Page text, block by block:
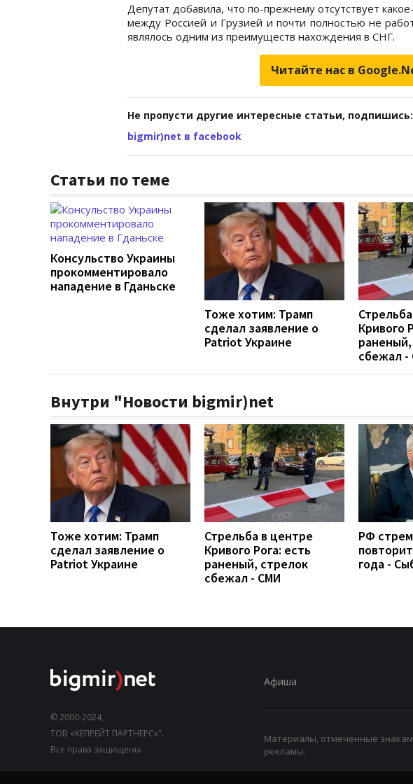
Депутат добавила, что по-прежнему отсутствует
между Россией и Грузией и почти полностью не
являлось одним из преимуществ нахождения в СНГ.
Читайте нас в
Не пропусти другие интересные статьи, подпишись:
bigmir)net в facebook
Статьи по теме
Консульство Украины
прокомментировало
нападение в Гданьске
Тоже хотим: Трамп
сделал заявление о
Patriot Украине
Кривого
сбежал -
Внутри "Новости bigmir)net
Тоже хотим: Трамп
сделал заявление о
Patriot Украине
Стрельба в центре
Кривого Рога: есть
раненый, стрелок
сбежал - СМИ
РФ
года -
© 2000-2024,
ТОВ «КЕПРЕЙТ ПАРТНЕРС»".
Все права защищены.
Афиша
Материалы, отмеченные
рекламы.